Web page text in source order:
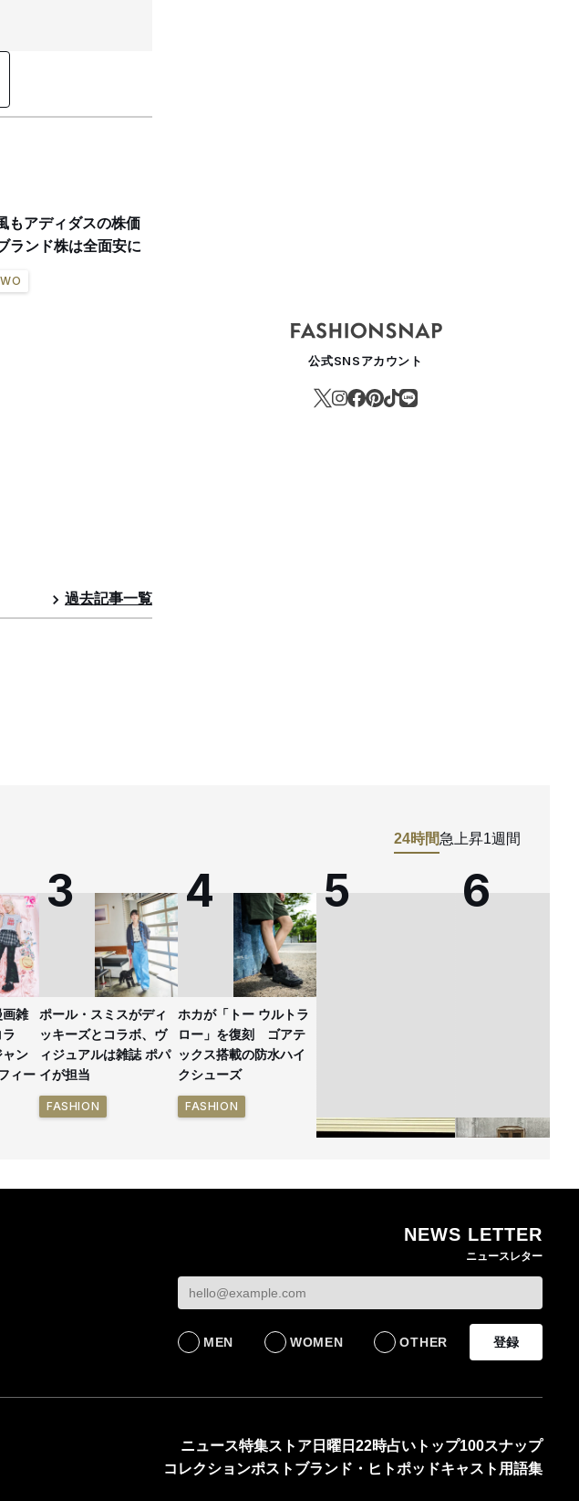
もアディダスの株価
ンド株は全面安に
過去記事一覧
公式SNSアカウント
24時間急上昇1週間
画雑
ン
ィー
ポール・スミスがディ
ッキーズとコラボ、ヴ
ィジュアルは雑誌 ポパ
イが担当
FASHION
ホカが「トー ウルトラ
ロー」を復刻 ゴアテ
ックス搭載の防水ハイ
クシューズ
FASHION
ゴールドウイン、26年
82%減 ザ・ノース・
BUSINESS
無印良品の古家具シ
ーズ新作 インドの
具を再生した一点物
LIFESTYLE
NEWS LETTER
ニュースレター
MEN WOMEN OTHER 登録
ニュース特集ストア 日曜日22時占い トップ100スナップ
コレクションポスト ブランド・ヒトポッドキャスト 用語集